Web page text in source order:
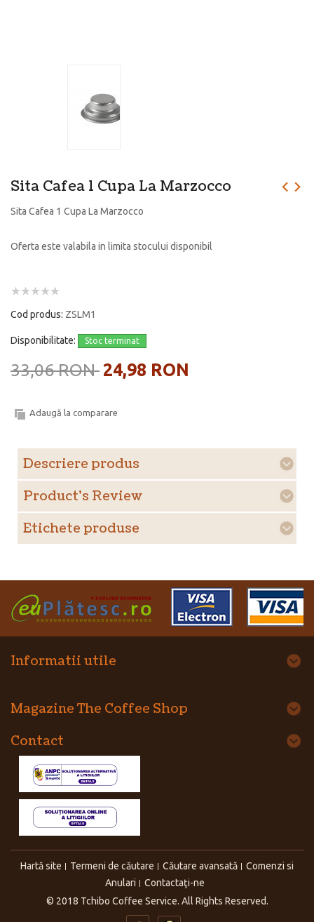
Sita Cafea 1 Cupa La Marzocco
Sita Cafea 1 Cupa La Marzocco
Oferta este valabila in limita stocului disponibil
Cod produs: ZSLM1
Disponibilitate: Stoc terminat
33,06 RON24,98 RON
Adaugă la comparare
Descriere produs
Product's Review
Etichete produse
Informatii utile
Magazine The Coffee Shop
Contact
Hartă site Termeni de căutare Căutare avansată
Comenzi si
Anulari
Contactaţi-ne
© 2018 Tchibo Coffee Service. All Rights Reserved.